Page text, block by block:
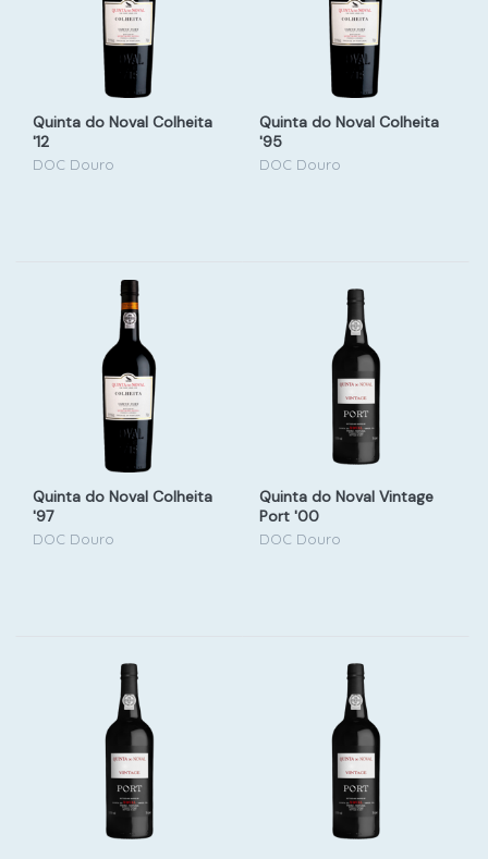
Quinta do Noval Colheita
'12
DOC Douro
Quinta do Noval Colheita
'95
DOC Douro
Quinta do Noval Colheita
'97
DOC Douro
Quinta do Noval Vintage
Port '00
DOC Douro